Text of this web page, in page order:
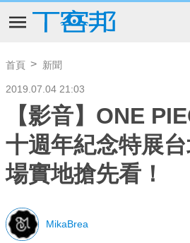
首頁 新聞
2019.07.04 21:03
【影音】ONE
十週年紀念特展
場實地搶先看！
MikaBrea